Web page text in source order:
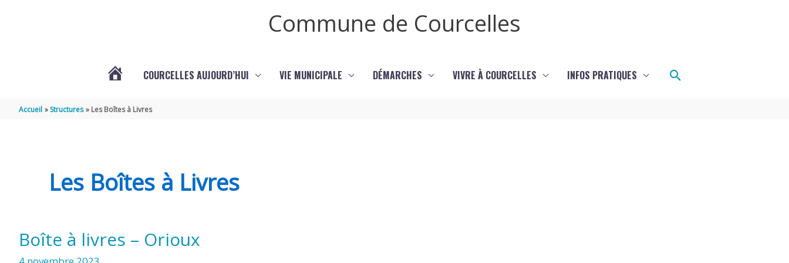
Commune de Courcelles
(17777)
COURCELLES AUJOURD’HUI VIE MUNICIPALE DÉMARCHES VIVRE À COURCELLES INFOS PRATIQUES Rechercher
Accueil Structures Les Boîtes à Livres
Les Boîtes à Livres
Boîte à livres – Orioux